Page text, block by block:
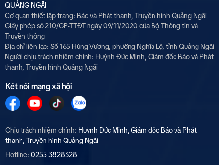
QUẢNG NGÃI
Cơ quan thiết lập trang: Báo và Phát thanh, Truyền hình Quảng Ngãi
Giấy phép số 210/GP-TTĐT ngày 09/11/2020 của Bộ Thông tin và
Truyền thông
Địa chỉ liên lạc: Số 165 Hùng Vương, phường Nghĩa Lộ, tỉnh Quảng Ngãi
Người chịu trách nhiệm chính: Huỳnh Đức Minh, Giám đốc Báo và Phát
thanh, Truyền hình Quảng Ngãi
Kết nối mạng xã hội
Chịu trách nhiệm chính: Huỳnh Đức Minh, Giám đốc Báo và Phát
thanh, Truyền hình Quảng Ngãi
Hotline: 0255 3828328